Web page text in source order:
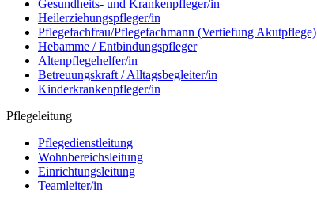
Gesundheits- und Krankenpfleger/in
Heilerziehungspfleger/in
Pflegefachfrau/Pflegefachmann (Vertiefung Akutpflege)
Hebamme / Entbindungspfleger
Altenpflegehelfer/in
Betreuungskraft / Alltagsbegleiter/in
Kinderkrankenpfleger/in
Pflegeleitung
Pflegedienstleitung
Wohnbereichsleitung
Einrichtungsleitung
Teamleiter/in